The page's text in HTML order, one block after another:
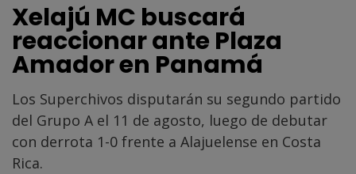
Xelajú MC buscará
reaccionar ante Plaza
Amador en Panamá
Los Superchivos disputarán su segundo partido
del Grupo A el 11 de agosto, luego de debutar
con derrota 1-0 frente a Alajuelense en Costa
Rica.